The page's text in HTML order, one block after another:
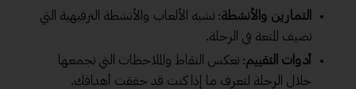
التمارين والأنشطة: تشبه الألعاب والأنشطة الترفيهية التي
تضيف المتعة في الرحلة.
أدوات التقييم: تعكس النقاط والملاحظات التي تجمعها
خلال الرحلة لتعرف ما إذا كنت قد حققت أهدافك.